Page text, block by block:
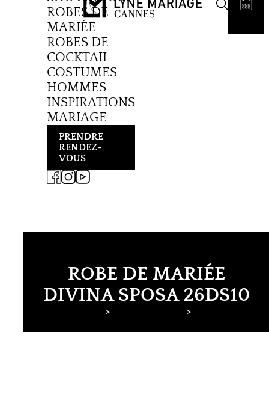
ROBES DE
MARIÉE
ROBES DE
COCKTAIL
COSTUMES
HOMMES
INSPIRATIONS
MARIAGE
PRENDRE
RENDEZ-
VOUS
ROBE DE MARIÉE
DIVINA SPOSA 26DS10